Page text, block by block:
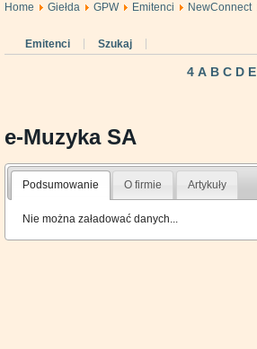
Home Giełda GPW Emitenci NewConnect
Emitenci Szukaj
4 A B C D E
e-Muzyka SA
Podsumowanie O firmie Artykuły
Nie można załadować danych...